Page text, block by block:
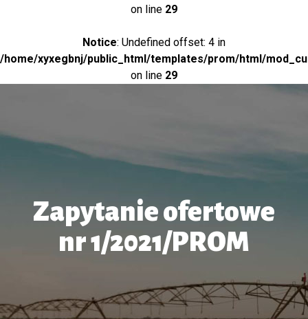
on line 29
Notice: Undefined offset: 4 in
/home/xyxegbnj/public_html/templates/prom/html/
on line 29
Zapytanie ofertowe
nr 1/2021/PROM